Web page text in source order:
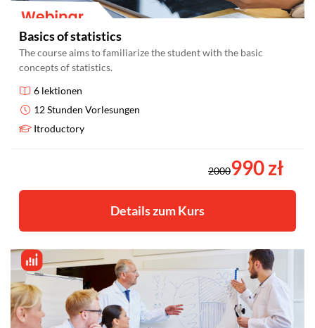
Basics of statistics
The course aims to familiarize the student with the basic
concepts of statistics.
6 lektionen
12 Stunden Vorlesungen
Itroductory
2000990 zł
Details zum Kurs